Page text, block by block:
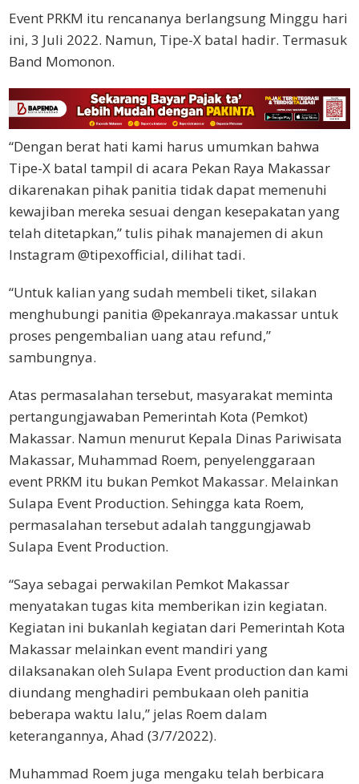
Event PRKM itu rencananya berlangsung Minggu hari
ini, 3 Juli 2022. Namun, Tipe-X batal hadir. Termasuk
Band Momonon.
“Dengan berat hati kami harus umumkan bahwa
Tipe-X batal tampil di acara Pekan Raya Makassar
dikarenakan pihak panitia tidak dapat memenuhi
kewajiban mereka sesuai dengan kesepakatan yang
telah ditetapkan,” tulis pihak manajemen di akun
Instagram @tipexofficial, dilihat tadi.
“Untuk kalian yang sudah membeli tiket, silakan
menghubungi panitia @pekanraya.makassar untuk
proses pengembalian uang atau refund,”
sambungnya.
Atas permasalahan tersebut, masyarakat meminta
pertangungjawaban Pemerintah Kota (Pemkot)
Makassar. Namun menurut Kepala Dinas Pariwisata
Makassar, Muhammad Roem, penyelenggaraan
event PRKM itu bukan Pemkot Makassar. Melainkan
Sulapa Event Production. Sehingga kata Roem,
permasalahan tersebut adalah tanggungjawab
Sulapa Event Production.
“Saya sebagai perwakilan Pemkot Makassar
menyatakan tugas kita memberikan izin kegiatan.
Kegiatan ini bukanlah kegiatan dari Pemerintah Kota
Makassar melainkan event mandiri yang
dilaksanakan oleh Sulapa Event production dan kami
diundang menghadiri pembukaan oleh panitia
beberapa waktu lalu,” jelas Roem dalam
keterangannya, Ahad (3/7/2022).
Muhammad Roem juga mengaku telah berbicara